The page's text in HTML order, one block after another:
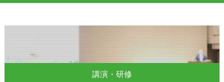
講演・研修